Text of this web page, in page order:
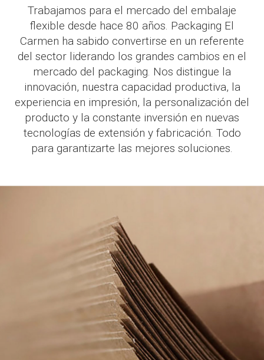
Trabajamos para el mercado del embalaje
flexible desde hace 80 años. Packaging El
Carmen ha sabido convertirse en un referente
del sector liderando los grandes cambios en el
mercado del packaging. Nos distingue la
innovación, nuestra capacidad productiva, la
experiencia en impresión, la personalización del
producto y la constante inversión en nuevas
tecnologías de extensión y fabricación. Todo
para garantizarte las mejores soluciones.